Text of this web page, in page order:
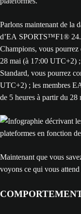
Parlons maintenant de la
d’EA SPORTS™F1® 24.
Champions, vous pourrez
28 mai (à 17:00 UTC+2)
Standard, vous pourrez
UTC+2) ; les membres
de 5 heures à partir du
Maintenant que vous
voyons ce qui vous attend